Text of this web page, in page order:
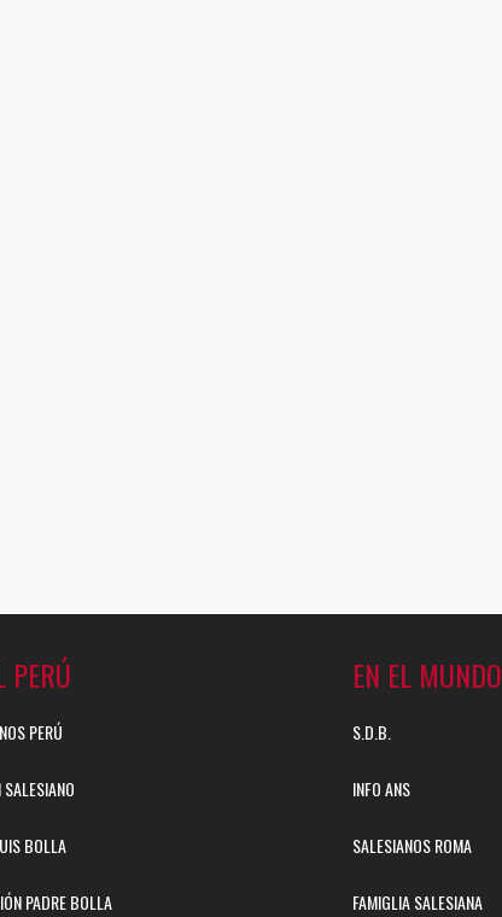
PERÚ
PERÚ
BOLLA
PADRE BOLLA
EN EL MUNDO
S.D.B.
INFO ANS
SALESIANOS ROMA
FAMIGLIA SALESIANA